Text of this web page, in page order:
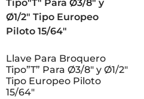
Llave Para Broquero
Tipo”T” Para Ø3/8″ y Ø1/2″
Tipo Europeo Piloto
15/64″